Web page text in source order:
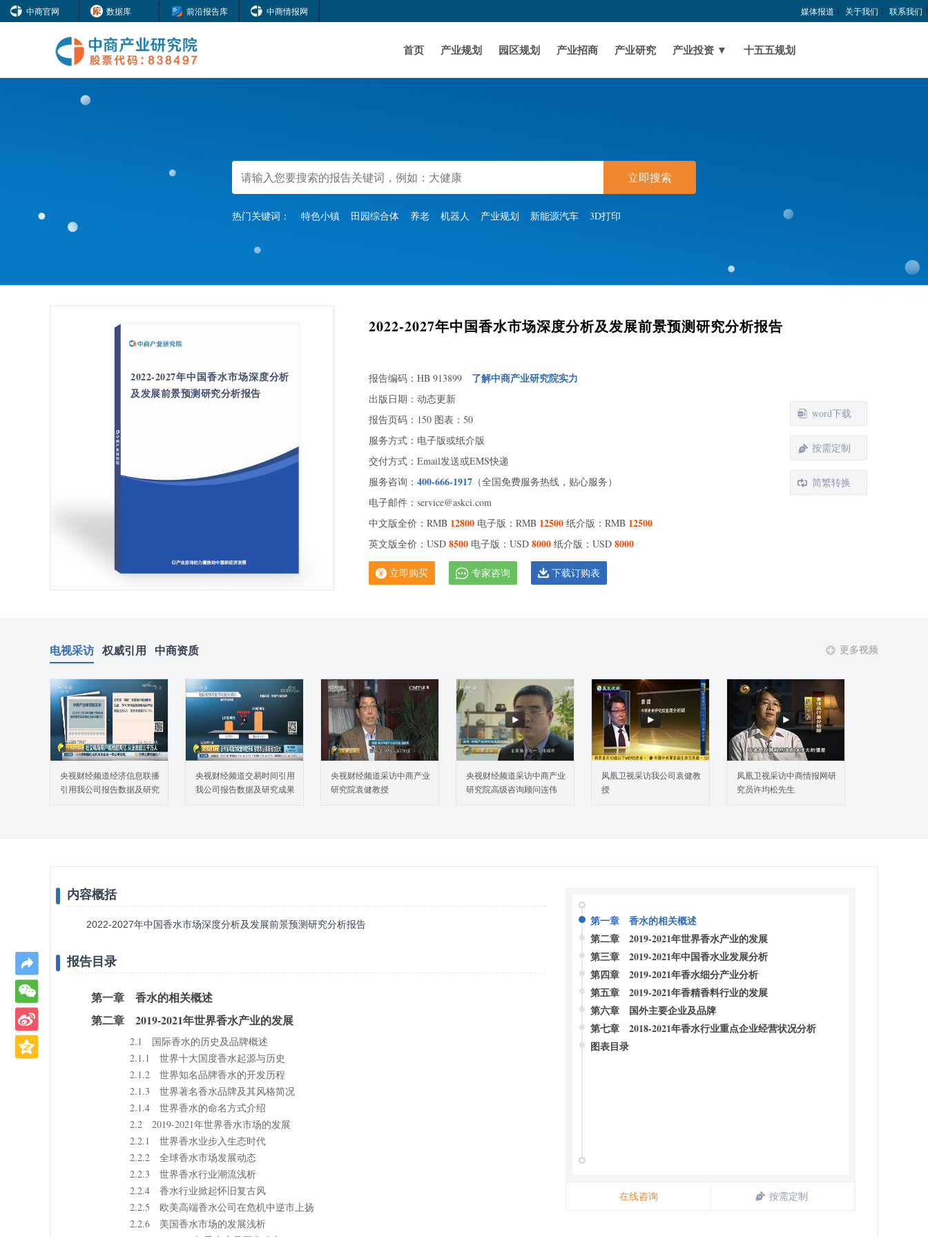
中商官网 数据库 前沿报告库 中商情报网 媒体报道 关于我们 联系我们
首页 产业规划 园区规划 产业招商 产业研究 产业投资 ▼ 十五五规划
立即搜索
热门关键词： 特色小镇 田园综合体 养老 机器人 产业规划 新能源汽车 3D打印
2022-2027年中国香水市场深度分析
及发展前景预测研究分析报告
2022-2027年中国香水市场深度分析及发展前景预测研究分析报告
报告编码：HB 913899 了解中商产业研究院实力
出版日期：动态更新
报告页码：150 图表：50
服务方式：电子版或纸介版
交付方式：Email发送或EMS快递
服务咨询： 400-666-1917 （全国免费服务热线，贴心服务）
电子邮件：service@askci.com
中文版全价：RMB 12800 电子版：RMB 12500 纸介版：RMB 12500
英文版全价：USD 8500 电子版：USD 8000 纸介版：USD 8000
立即购买 专家咨询 下载订购表
word下载
按需定制
简繁转换
电视采访 权威引用 中商资质
央视财经频道经济信息联播
引用我公司报告数据及研究
央视财经频道交易时间引用
我公司报告数据及研究成果
央视财经频道采访中商产业
研究院袁健教授
央视财经频道采访中商产业
研究院高级咨询顾问连伟
凤凰卫视采访我公司袁健教
授
凤凰卫视采访中商情报网研
究员许均松先生
更多视频
内容概括
2022-2027年中国香水市场深度分析及发展前景预测研究分析报告
报告目录
第一章 香水的相关概述
第二章 2019-2021年世界香水产业的发展
2.1 国际香水的历史及品牌概述
2.1.1 世界十大国度香水起源与历史
2.1.2 世界知名品牌香水的开发历程
2.1.3 世界著名香水品牌及其风格简况
2.1.4 世界香水的命名方式介绍
2.2 2019-2021年世界香水市场的发展
2.2.1 世界香水业步入生态时代
2.2.2 全球香水市场发展动态
2.2.3 世界香水行业潮流浅析
2.2.4 香水行业掀起怀旧复古风
2.2.5 欧美高端香水公司在危机中逆市上扬
2.2.6 美国香水市场的发展浅析
第一章 香水的相关概述
第二章 2019-2021年世界香水产业的发展
第三章 2019-2021年中国香水业发展分析
第四章 2019-2021年香水细分产业分析
第五章 2019-2021年香精香料行业的发展
第六章 国外主要企业及品牌
第七章 2018-2021年香水行业重点企业经营状况分析
图表目录
在线咨询 按需定制